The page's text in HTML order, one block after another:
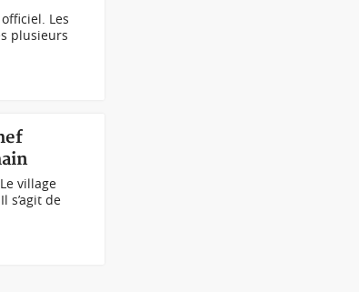
Les
plusieurs
village
s’agit de